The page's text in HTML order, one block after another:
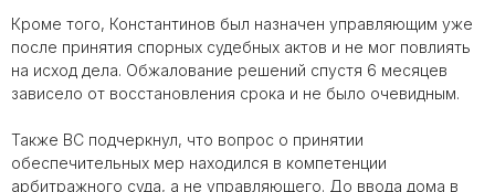
Кроме того, Константинов был назначен управляющим уже
после принятия спорных судебных актов и не мог повлиять
на исход дела. Обжалование решений спустя 6 месяцев
зависело от восстановления срока и не было очевидным.
Также ВС подчеркнул, что вопрос о принятии
обеспечительных мер находился в компетенции
арбитражного суда, а не управляющего. До ввода дома в